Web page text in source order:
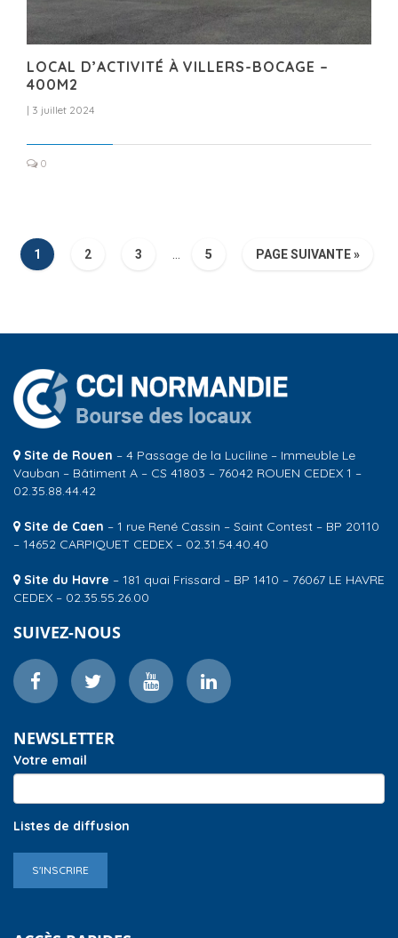
LOCAL D’ACTIVITÉ À VILLERS-BOCAGE –
400M2
| 3 juillet 2024
0
1 2 3 5 PAGE SUIVANTE »
Site de Rouen – 4 Passage de la Luciline – Immeuble Le
Vauban – Bâtiment A – CS 41803 – 76042 ROUEN CEDEX 1 –
02.35.88.44.42
Site de Caen – 1 rue René Cassin – Saint Contest – BP 20110
– 14652 CARPIQUET CEDEX – 02.31.54.40.40
Site du Havre – 181 quai Frissard – BP 1410 – 76067 LE HAVRE
CEDEX – 02.35.55.26.00
SUIVEZ-NOUS
NEWSLETTER
Votre email
Listes de diffusion
S'INSCRIRE